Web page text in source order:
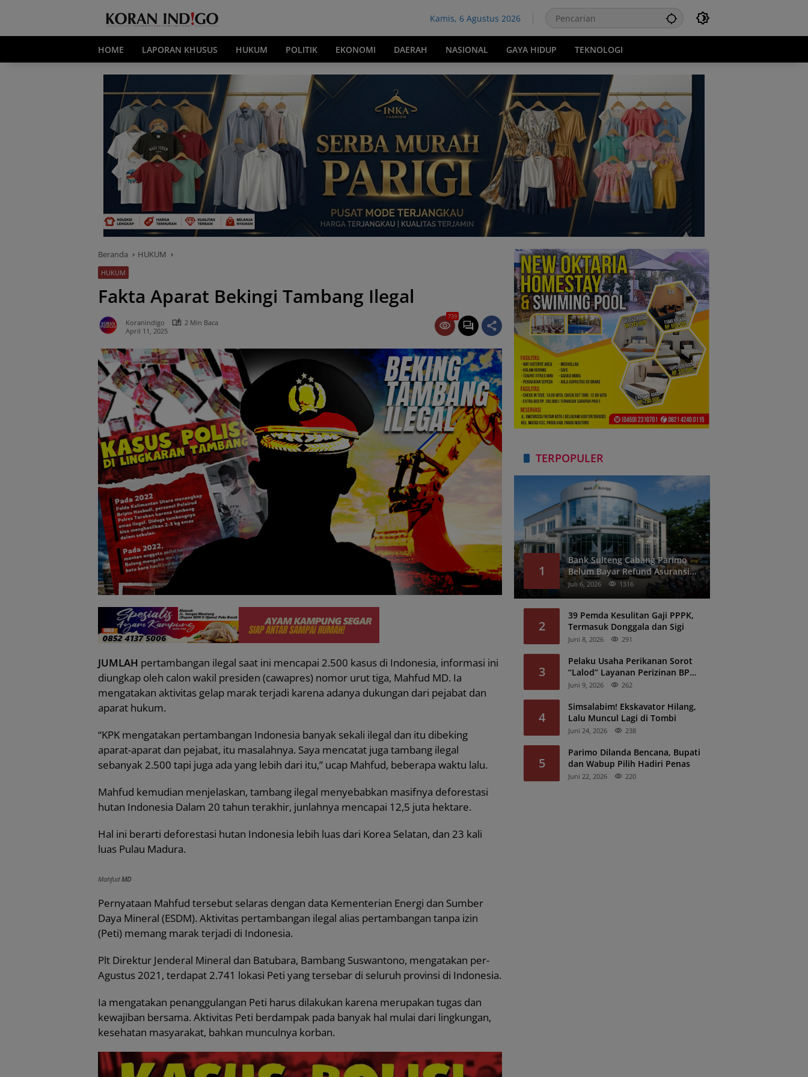
Kamis, 6 Agustus 2026
HOME LAPORAN KHUSUS HUKUM POLITIK EKONOMI DAERAH NASIONAL GAYA HIDUP TEKNOLOGI
Beranda HUKUM
HUKUM
Fakta Aparat Bekingi Tambang Ilegal
Koranindigo
2 Min Baca
April 11, 2025
739
JUMLAH pertambangan ilegal saat ini mencapai 2.500 kasus di Indonesia, informasi ini
diungkap oleh calon wakil presiden (cawapres) nomor urut tiga, Mahfud MD. Ia
mengatakan aktivitas gelap marak terjadi karena adanya dukungan dari pejabat dan
aparat hukum.
“KPK mengatakan pertambangan Indonesia banyak sekali ilegal dan itu dibeking
aparat-aparat dan pejabat, itu masalahnya. Saya mencatat juga tambang ilegal
sebanyak 2.500 tapi juga ada yang lebih dari itu,” ucap Mahfud, beberapa waktu lalu.
Mahfud kemudian menjelaskan, tambang ilegal menyebabkan masifnya deforestasi
hutan Indonesia Dalam 20 tahun terakhir, junlahnya mencapai 12,5 juta hektare.
Hal ini berarti deforestasi hutan Indonesia lebih luas dari Korea Selatan, dan 23 kali
luas Pulau Madura.
MahfudMD
Pernyataan Mahfud tersebut selaras dengan data Kementerian Energi dan Sumber
Daya Mineral (ESDM). Aktivitas pertambangan ilegal alias pertambangan tanpa izin
(Peti) memang marak terjadi di Indonesia.
Plt Direktur Jenderal Mineral dan Batubara, Bambang Suswantono, mengatakan per-
Agustus 2021, terdapat 2.741 lokasi Peti yang tersebar di seluruh provinsi di Indonesia.
Ia mengatakan penanggulangan Peti harus dilakukan karena merupakan tugas dan
kewajiban bersama. Aktivitas Peti berdampak pada banyak hal mulai dari lingkungan,
kesehatan masyarakat, bahkan munculnya korban.
TERPOPULER
1
Bank Sulteng Cabang Parimo
Belum Bayar Refund Asuransi
Kredit PNS?
Juli 6, 2026 1316
2
39 Pemda Kesulitan Gaji PPPK,
Termasuk Donggala dan Sigi
Juni 8, 2026 291
3
Pelaku Usaha Perikanan Sorot
“Lalod” Layanan Perizinan BPK
Denpasar
Juni 9, 2026 262
4
Simsalabim! Ekskavator Hilang,
Lalu Muncul Lagi di Tombi
Juni 24, 2026 238
5
Parimo Dilanda Bencana, Bupati
dan Wabup Pilih Hadiri Penas
Juni 22, 2026 220